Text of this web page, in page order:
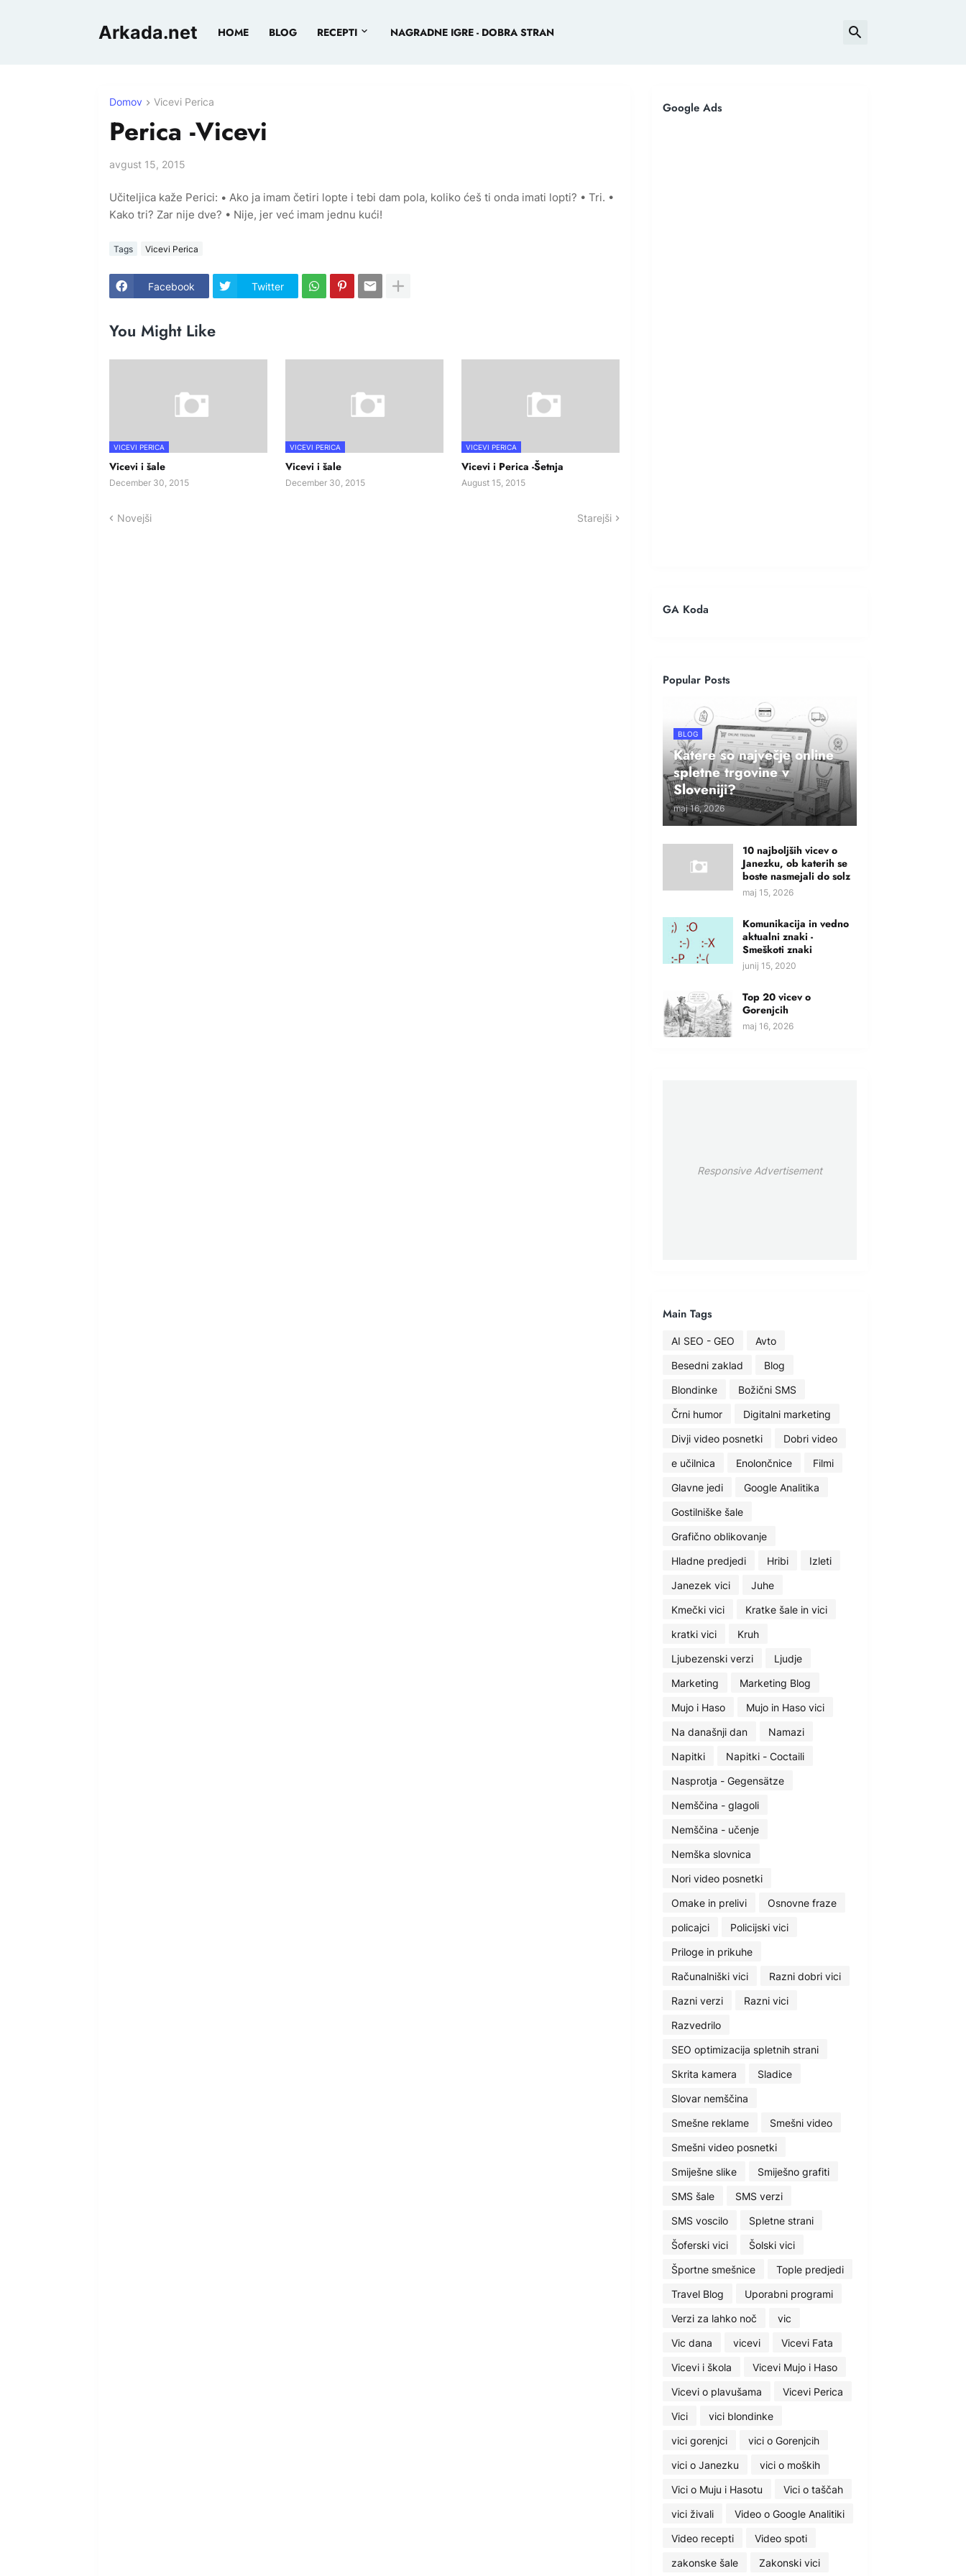
Arkada.net HOME BLOG RECEPTI NAGRADNE IGRE - DOBRA STRAN
Domov Vicevi Perica
Perica -Vicevi
avgust 15, 2015
Učiteljica kaže Perici: • Ako ja imam četiri lopte i tebi dam pola, koliko ćeš ti onda imati lopti? • Tri. •
Kako tri? Zar nije dve? • Nije, jer već imam jednu kući!
Tags Vicevi Perica
Facebook Twitter
You Might Like
VICEVI PERICA
Vicevi i šale
December 30, 2015
VICEVI PERICA
Vicevi i šale
December 30, 2015
VICEVI PERICA
Vicevi i Perica -Šetnja
August 15, 2015
Novejši Starejši
Google Ads
GA Koda
Popular Posts
BLOG
Katere so največje online
spletne trgovine v
Sloveniji?
maj 16, 2026
10 najboljših vicev o
Janezku, ob katerih se
boste nasmejali do solz
maj 15, 2026
Komunikacija in vedno
aktualni znaki -
Smeškoti znaki
junij 15, 2020
Top 20 vicev o
Gorenjcih
maj 16, 2026
Responsive Advertisement
Main Tags
AI SEO - GEO
Avto
Besedni zaklad
Blog
Blondinke
Božični SMS
Črni humor
Digitalni marketing
Divji video posnetki
Dobri video
e učilnica
Enolončnice
Filmi
Glavne jedi
Google Analitika
Gostilniške šale
Grafično oblikovanje
Hladne predjedi
Hribi
Izleti
Janezek vici
Juhe
Kmečki vici
Kratke šale in vici
kratki vici
Kruh
Ljubezenski verzi
Ljudje
Marketing
Marketing Blog
Mujo i Haso
Mujo in Haso vici
Na današnji dan
Namazi
Napitki
Napitki - Coctaili
Nasprotja - Gegensätze
Nemščina - glagoli
Nemščina - učenje
Nemška slovnica
Nori video posnetki
Omake in prelivi
Osnovne fraze
policajci
Policijski vici
Priloge in prikuhe
Računalniški vici
Razni dobri vici
Razni verzi
Razni vici
Razvedrilo
SEO optimizacija spletnih strani
Skrita kamera
Sladice
Slovar nemščina
Smešne reklame
Smešni video
Smešni video posnetki
Smiješne slike
Smiješno grafiti
SMS šale
SMS verzi
SMS voscilo
Spletne strani
Šoferski vici
Šolski vici
Športne smešnice
Tople predjedi
Travel Blog
Uporabni programi
Verzi za lahko noč
vic
Vic dana
vicevi
Vicevi Fata
Vicevi i škola
Vicevi Mujo i Haso
Vicevi o plavušama
Vicevi Perica
Vici
vici blondinke
vici gorenjci
vici o Gorenjcih
vici o Janezku
vici o moških
Vici o Muju i Hasotu
Vici o taščah
vici živali
Video o Google Analitiki
Video recepti
Video spoti
zakonske šale
Zakonski vici